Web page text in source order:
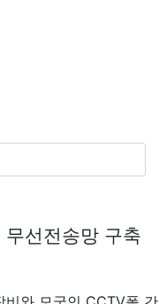
선전송망 구축